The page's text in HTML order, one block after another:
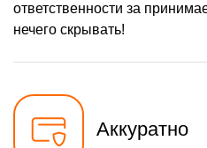
ответственности за
нечего скрывать!
Аккуратно